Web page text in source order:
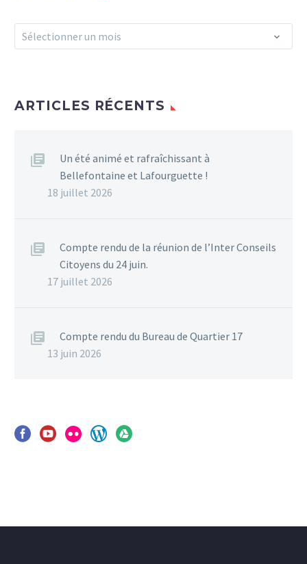
Archives
Sélectionner un mois
ARTICLES RÉCENTS
Un été animé et rafraîchissant à
Bellefontaine et Lafourguette !
18 juillet 2026
Compte rendu de la réunion de l’Inter Conseils
Citoyens du 24 juin.
17 juillet 2026
Compte rendu du Bureau de Quartier 17
13 juin 2026